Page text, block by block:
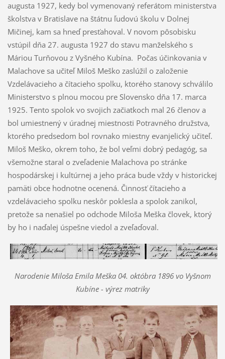
augusta 1927, kedy bol vymenovaný referátom ministerstva
školstva v Bratislave na štátnu ľudovú školu v Dolnej
Mičinej, kam sa hneď presťahoval. V novom pôsobisku
vstúpil dňa 27. augusta 1927 do stavu manželského s
Máriou Turňovou z Vyšného Kubína. Počas účinkovania v
Malachove sa učiteľ Miloš Meško zaslúžil o založenie
Vzdelávacieho a čítacieho spolku, ktorého stanovy schválilo
Ministerstvo s plnou mocou pre Slovensko dňa 17. marca
1925. Tento spolok vo svojich začiatkoch mal 26 členov a
bol umiestnený v úradnej miestnosti Potravného družstva,
ktorého predsedom bol rovnako miestny evanjelický učiteľ.
Miloš Meško, okrem toho, že bol veľmi dobrý pedagóg, sa
všemožne staral o zveľadenie Malachova po stránke
hospodárskej i kultúrnej a jeho práca bude vždy v historickej
pamäti obce hodnotne ocenená. Činnosť čítacieho a
vzdelávacieho spolku neskôr poklesla a spolok zanikol,
pretože sa nenašiel po odchode Miloša Meška človek, ktorý
by ho i naďalej úspešne viedol a zveľaďoval.
Narodenie Miloša Emila Meška 04. októbra 1896 vo Vyšnom
Kubíne - výrez matriky